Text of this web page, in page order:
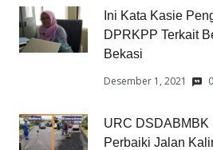
Ini Kata Kasie
DPRKPP Terkait
Bekasi
Desember 1, 2021
URC DSDABMBK
Perbaiki Jalan